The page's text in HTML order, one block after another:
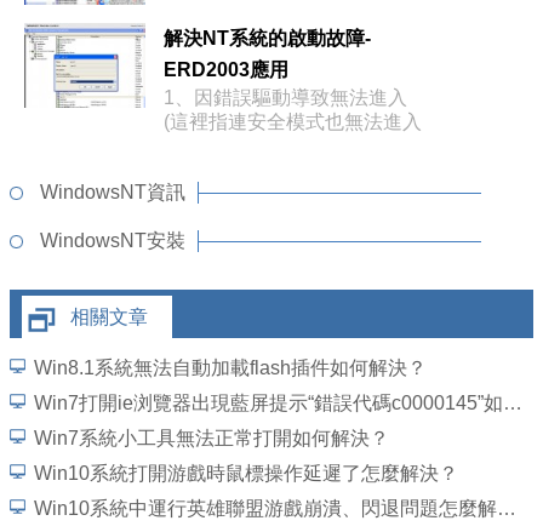
解決NT系統的啟動故障-
ERD2003應用
1、因錯誤驅動導致無法進入
(這裡指連安全模式也無法進入
WindowsNT資訊
WindowsNT安裝
相關文章
Win8.1系統無法自動加載flash插件如何解決？
Win7打開ie浏覽器出現藍屏提示“錯誤代碼c0000145”如何解決？
Win7系統小工具無法正常打開如何解決？
Win10系統打開游戲時鼠標操作延遲了怎麼解決？
Win10系統中運行英雄聯盟游戲崩潰、閃退問題怎麼解決？